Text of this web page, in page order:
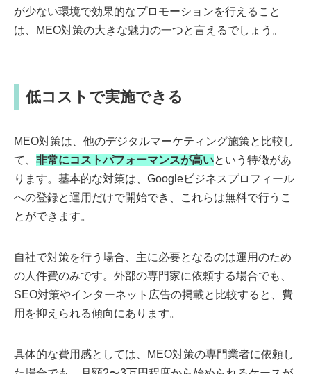
が少ない環境で効果的なプロモーションを行えること
は、MEO対策の大きな魅力の一つと言えるでしょう。
低コストで実施できる
MEO対策は、他のデジタルマーケティング施策と比較し
て、 非常にコストパフォーマンスが高いという特徴があ
ります。基本的な対策は、Googleビジネスプロフィール
への登録と運用だけで開始でき、これらは無料で行うこ
とができます。
自社で対策を行う場合、主に必要となるのは運用のため
の人件費のみです。外部の専門家に依頼する場合でも、
SEO対策やインターネット広告の掲載と比較すると、費
用を抑えられる傾向にあります。
具体的な費用感としては、MEO対策の専門業者に依頼し